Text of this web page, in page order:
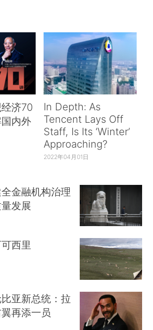
济70
内外
In Depth: As
Tencent Lays Off
Staff, Is Its ‘Winter’
Approaching?
2022年04月01日
金融机构治理
发展
西里
比亚新总统：拉
再添一员